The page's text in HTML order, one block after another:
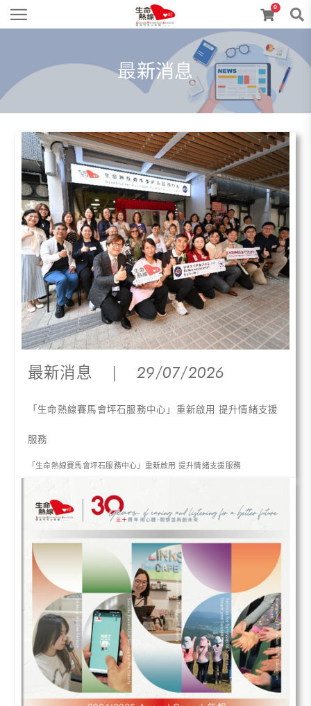
0
最新消息
最新消息 | 29/07/2026
「生命熱線賽馬會坪石服務中心」重新啟用 提升情緒支援
服務
「生命熱線賽馬會坪石服務中心」重新啟用 提升情緒支援服務